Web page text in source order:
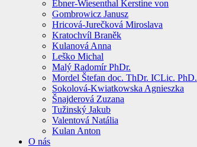
Ebner-Wiesenthal Kerstine von
Gombrowicz Janusz
Hricová-Jurečková Miroslava
Kratochvíl Braněk
Kulanová Anna
Leško Michal
Malý Radomír PhDr.
Mordel Štefan doc. ThDr. ICLic. PhD.
Sokolová-Kwiatkowska Agnieszka
Šnajderová Zuzana
Tužinský Jakub
Valentová Natália
Kulan Anton
O nás